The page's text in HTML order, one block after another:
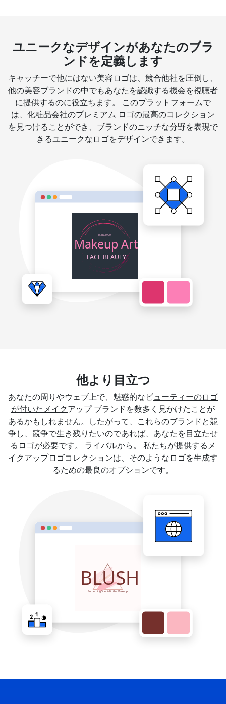
ユニークなデザインがあなたのブラ
ンドを定義します
キャッチーで他にはない美容ロゴは、競合他社を圧倒し、
他の美容ブランドの中でもあなたを認識する機会を視聴者
に提供するのに役立ちます。 このプラットフォームで
は、化粧品会社のプレミアム ロゴの最高のコレクション
を見つけることができ、ブランドのニッチな分野を表現で
きるユニークなロゴをデザインできます。
他より目立つ
あなたの周りやウェブ上で、魅惑的なビ ューティーのロゴ
が付いたメイク アップ ブランドを数多く見かけたことが
あるかもしれません。したがって、これらのブランドと競
争し、競争で生き残りたいのであれば、あなたを目立たせ
るロゴが必要です。 ライバルから。 私たちが提供するメ
イクアップロゴコレクションは、そのようなロゴを生成す
るための最良のオプションです。